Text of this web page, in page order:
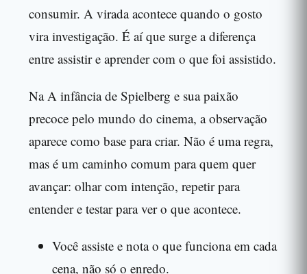
consumir. A virada acontece quando o gosto
vira investigação. É aí que surge a diferença
entre assistir e aprender com o que foi assistido.
Na A infância de Spielberg e sua paixão
precoce pelo mundo do cinema, a observação
aparece como base para criar. Não é uma regra,
mas é um caminho comum para quem quer
avançar: olhar com intenção, repetir para
entender e testar para ver o que acontece.
Você assiste e nota o que funciona em cada
cena, não só o enredo.